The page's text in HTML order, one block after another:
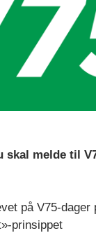
skal melde til
på V75-dager
prinsippet